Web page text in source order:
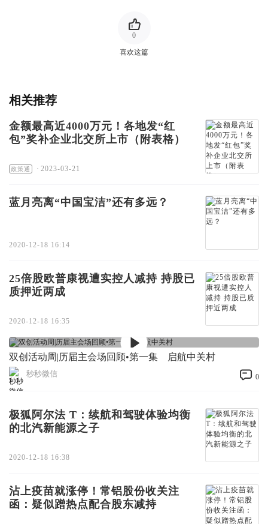
喜欢这篇
0
相关推荐
金额最高近4000万元！各地发“红
包”奖补企业北交所上市（附表格）
政策通 · 2023-03-21
蓝月亮离“中国宝洁”还有多远？
2020-12-18 16:14
25倍股欧普康视遭实控人减持 持股已
质押近两成
2020-12-18 16:35
双创活动周|历届主会场回顾•第一集 启航中关村
秒秒微信 0
极狐阿尔法 T：续航和驾驶体验均衡
的北汽新能源之子
2020-12-18 16:38
沾上疫苗就涨停！常铝股份收关注
函：疑似蹭热点配合股东减持